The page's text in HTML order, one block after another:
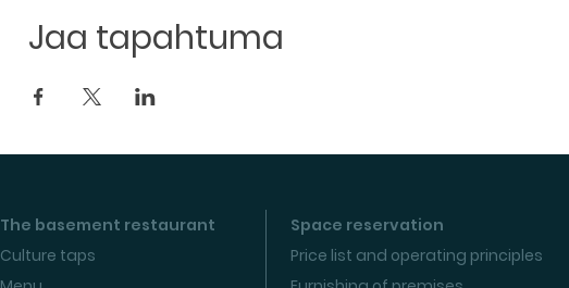
Jaa tapahtuma
The basement restaurant
Culture taps
Space reservation
Price list and operating principles